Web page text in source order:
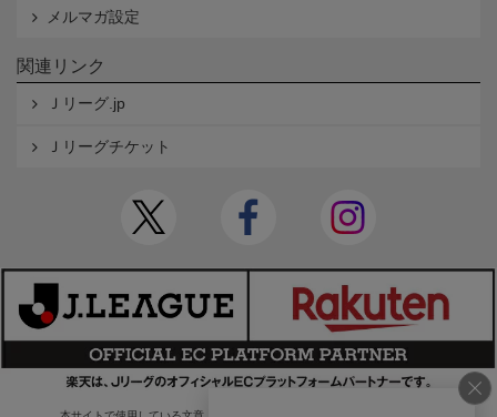
メルマガ設定
関連リンク
Ｊリーグ.jp
Ｊリーグチケット